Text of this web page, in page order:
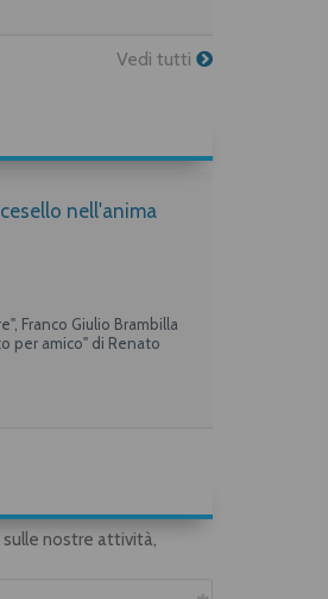
Vedi tutti
nell'anima
Franco Giulio Brambilla
per amico" di Renato
nostre attività,